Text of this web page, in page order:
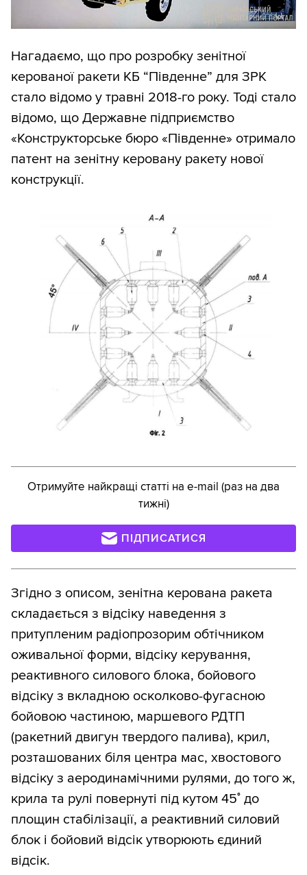
Нагадаємо, що про розробку зенітної
керованої ракети КБ “Південне” для ЗРК
стало відомо у травні 2018-го року. Тоді стало
відомо, що Державне підприємство
«Конструкторське бюро «Південне» отримало
патент на зенітну керовану ракету нової
конструкції.
Отримуйте найкращі статті на e-mail (раз на два
тижні)
ПІДПИСАТИСЯ
Згідно з описом, зенітна керована ракета
складається з відсіку наведення з
притупленим радіопрозорим обтічником
оживальної форми, відсіку керування,
реактивного силового блока, бойового
відсіку з вкладною осколково-фугасною
бойовою частиною, маршевого РДТП
(ракетний двигун твердого палива), крил,
розташованих біля центра мас, хвостового
відсіку з аеродинамічними рулями, до того ж,
крила та рулі повернуті під кутом 45˚ до
площин стабілізації, а реактивний силовий
блок і бойовий відсік утворюють єдиний
відсік.